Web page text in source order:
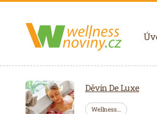
Děvín De Luxe
Wellness…